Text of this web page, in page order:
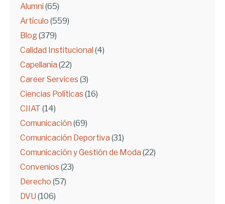
Alumni (65)
Artículo (559)
Blog(379)
Calidad Institucional (4)
Capellanía (22)
Career Services (3)
Ciencias Políticas (16)
CIIAT (14)
Comunicación (69)
Comunicación Deportiva (31)
Comunicación y Gestión de Moda (22)
Convenios (23)
Derecho (57)
DVU (106)